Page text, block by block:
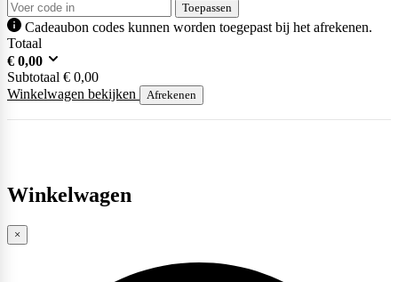
Toepassen
Cadeaubon codes kunnen worden toegepast bij het afrekenen.
Totaal
€ 0,00
Subtotaal € 0,00
Winkelwagen bekijken
Afrekenen
Winkelwagen
×